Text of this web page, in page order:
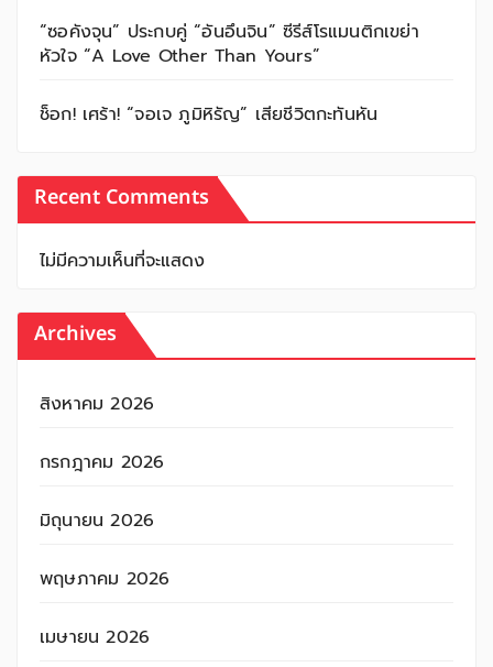
“ซอคังจุน” ประกบคู่ “อันอึนจิน” ซีรีส์โรแมนติกเขย่า
หัวใจ “A Love Other Than Yours”
ช็อก! เศร้า! “จอเจ ภูมิหิรัญ” เสียชีวิตกะทันหัน
Recent Comments
ไม่มีความเห็นที่จะแสดง
Archives
สิงหาคม 2026
กรกฎาคม 2026
มิถุนายน 2026
พฤษภาคม 2026
เมษายน 2026